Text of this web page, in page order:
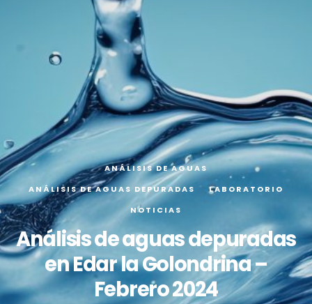
ANÁLISIS DE AGUAS
ANÁLISIS DE AGUAS DEPURADAS
LABORATORIO
NOTICIAS
Análisis de aguas depuradas
en Edar la Golondrina –
Febrero 2024